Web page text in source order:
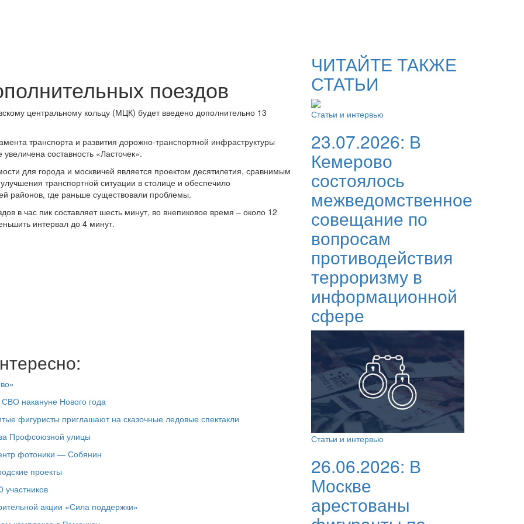
поездов
центральному кольцу (МЦК) будет введено дополнительно 13
транспорта и развития дорожно-транспортной инфраструктуры
составность «Ласточек».
для города и москвичей является проектом десятилетия, сравнимым
транспортной ситуации в столице и обеспечило
районов, где раньше существовали проблемы.
в час пик составляет шесть минут, во внепиковое время – около 12
интервал до 4 минут.
накануне Нового года
фигуристы приглашают на сказочные ледовые спектакли
Профсоюзной улицы
фотоники — Собянин
проекты
акции «Сила поддержки»
ЧИТАЙТЕ ТАКЖЕ
СТАТЬИ
Статьи и интервью
23.07.2026: В
Кемерово
состоялось
межведомственное
совещание по
вопросам
противодействия
терроризму в
информационной
сфере
Статьи и интервью
26.06.2026: В
Москве
арестованы